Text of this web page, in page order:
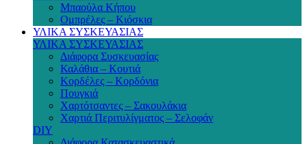
Μπαούλα Κήπου
Ομπρέλες – Κιόσκια
ΥΛΙΚΑ ΣΥΣΚΕΥΑΣΙΑΣ
ΥΛΙΚΑ ΣΥΣΚΕΥΑΣΙΑΣ
Διάφορα Συσκευασίας
Καλάθια – Κουτιά
Κορδέλες – Κορδόνια
Πουγκιά
Χαρτότσαντες – Σακουλάκια
Χαρτιά Περιτυλίγματος – Σελοφάν
DIY